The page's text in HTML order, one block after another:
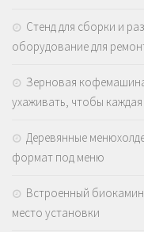
Стенд для сборки и
оборудование для
Зерновая
ухаживать, чтобы
Деревянные
формат под меню
Встроенный
место установки